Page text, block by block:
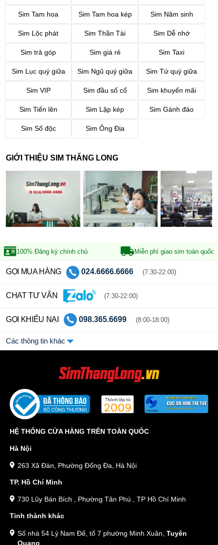
Sim Tam hoa Sim Tam hoa kép Sim Năm sinh
Sim Lộc phát Sim Thần Tài Sim Dễ nhớ
Sim trả góp Sim giá rẻ Sim Taxi
Sim Lục quý giữa Sim Ngũ quý giữa Sim Tứ quý giữa
Sim VIP Sim đầu số cổ Sim khuyến mãi
Sim Tiến lên Sim Lặp kép Sim Gánh đảo
Sim Số độc Sim Ông Địa
GIỚI THIỆU SIM THĂNG LONG
100% Đăng ký chính chủ Miễn phí giao sim toàn quốc
GỌI MUA HÀNG 024.6666.6666 (7:30-22:00)
CHAT TƯ VẤN (7:30-22:00)
GỌI KHIẾU NẠI 098.365.6699 (8:00-18:00)
Các thông tin khác
HỆ THỐNG CỬA HÀNG TRÊN TOÀN QUỐC
Hà Nội
263 Xã Đàn, Phường Đống Đa, Hà Nội
TP. Hồ Chí Minh
730 Lũy Bán Bích , Phường Tân Phú , TP Hồ Chí Minh
Tỉnh thành khác
Số nhà 54 Lý Nam Đế, tổ 7 phường Minh Xuân, Tuyên
Quang